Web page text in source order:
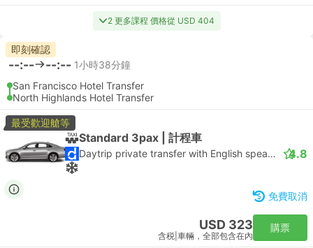
2 更多課程 價格從 USD 404
即刻確認
--:-- --:-- 1小時38分鐘
San Francisco Hotel Transfer
North Highlands Hotel Transfer
最受歡迎艙等
Standard 3pax | 計程車
Daytrip private transfer with English speaking driver 4.8
免費取消
USD 323
含税 車輛，全部包含在內
購票